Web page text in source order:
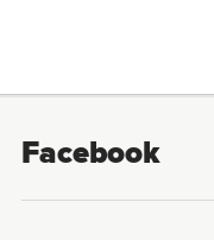
Facebook